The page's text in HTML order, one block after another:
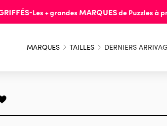
-Les + grandes MARQUESde Puzzles à
MARQUES TAILLES DERNIERS